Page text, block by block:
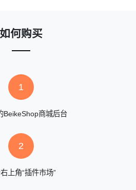
如何购买
1
BeikeShop商城后台
2
上角“插件市场”